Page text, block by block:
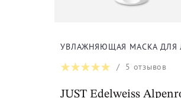
УВЛАЖНЯЮЩАЯ МАСКА ДЛЯ
/ 5 отзывов
JUST Edelweiss